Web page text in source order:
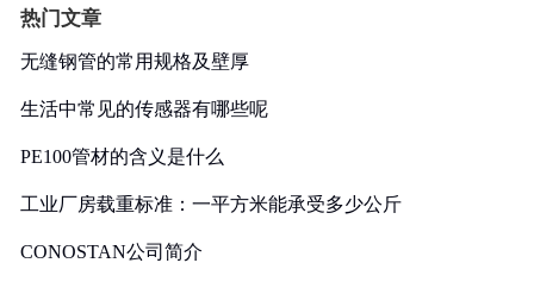
热门文章
无缝钢管的常用规格及壁厚
生活中常见的传感器有哪些呢
PE100管材的含义是什么
工业厂房载重标准：一平方米能承受多少公斤
CONOSTAN公司简介